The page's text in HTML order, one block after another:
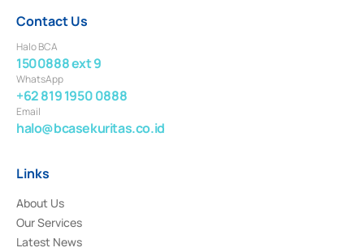
Contact Us
Halo BCA
1500888 ext 9
WhatsApp
+62 819 1950 0888
Email
halo@bcasekuritas.co.id
Links
About Us
Our Services
Latest News